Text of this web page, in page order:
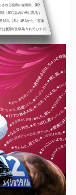
される恒例の企画尚、第2
（50位以内の馬に限る）
14日（木）JRAから「宝塚
100位迄発表されていたが
るようにファン投...